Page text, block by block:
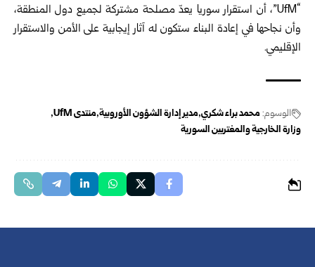
“UfM”، أن استقرار سوريا يعدّ مصلحة مشتركة لجميع دول المنطقة،
وأن نجاحها في إعادة البناء ستكون له آثار إيجابية على الأمن والاستقرار
الإقليمي.
الوسوم: محمد براء شكري مدير إدارة الشؤون الأوروبية منتدى UfM
وزارة الخارجية والمغتربين السورية